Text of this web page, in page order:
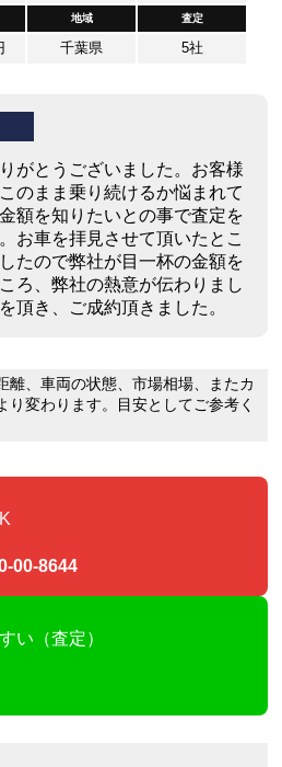
地域 査定
千葉県 5社
がとうございました。お客様
のまま乗り続けるか悩まれて
額を知りたいとの事で査定を
お車を拝見させて頂いたとこ
たので弊社が目一杯の金額を
ろ、弊社の熱意が伝わりまし
頂き、ご成約頂きました。
、車両の状態、市場相場、またカ
り変わります。目安としてご参考く
00-8644
い（査定）